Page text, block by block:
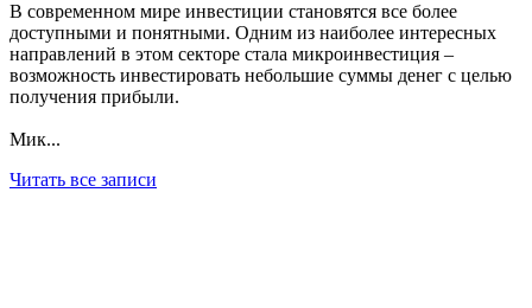
В современном мире инвестиции становятся все более
доступными и понятными. Одним из наиболее интересных
направлений в этом секторе стала микроинвестиция –
возможность инвестировать небольшие суммы денег с целью
получения прибыли.
Мик...
Читать все записи